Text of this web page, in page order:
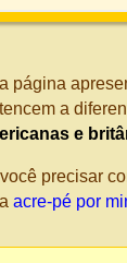
página
a
e
precisar
acre-pé por